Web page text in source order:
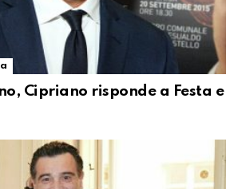
Cipriano risponde a Festa e